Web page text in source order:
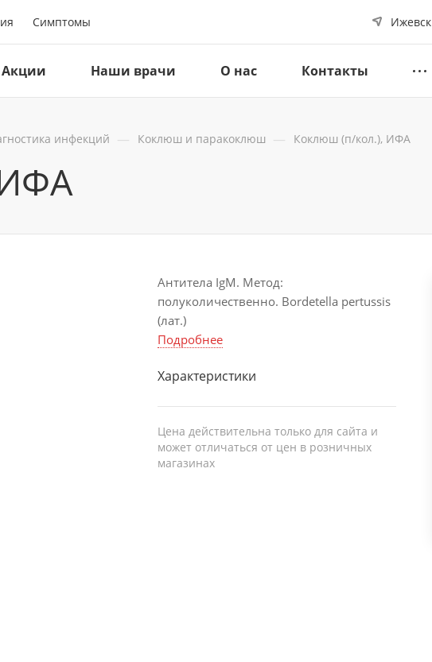
Симптомы Ижевск
Акции Наши врачи О нас Контакты
инфекций — Коклюш и паракоклюш — Коклюш (п/кол.), ИФА
Антитела IgM. Метод:
полуколичественно. Bordetella pertussis
(лат.)
Подробнее
Характеристики
Цена действительна только для сайта и
может отличаться от цен в розничных
магазинах